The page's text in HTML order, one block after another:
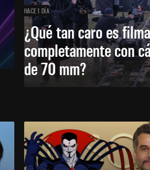
HACE 1 DÍA
¿Qué tan caro es
completamente con
de 70 mm?